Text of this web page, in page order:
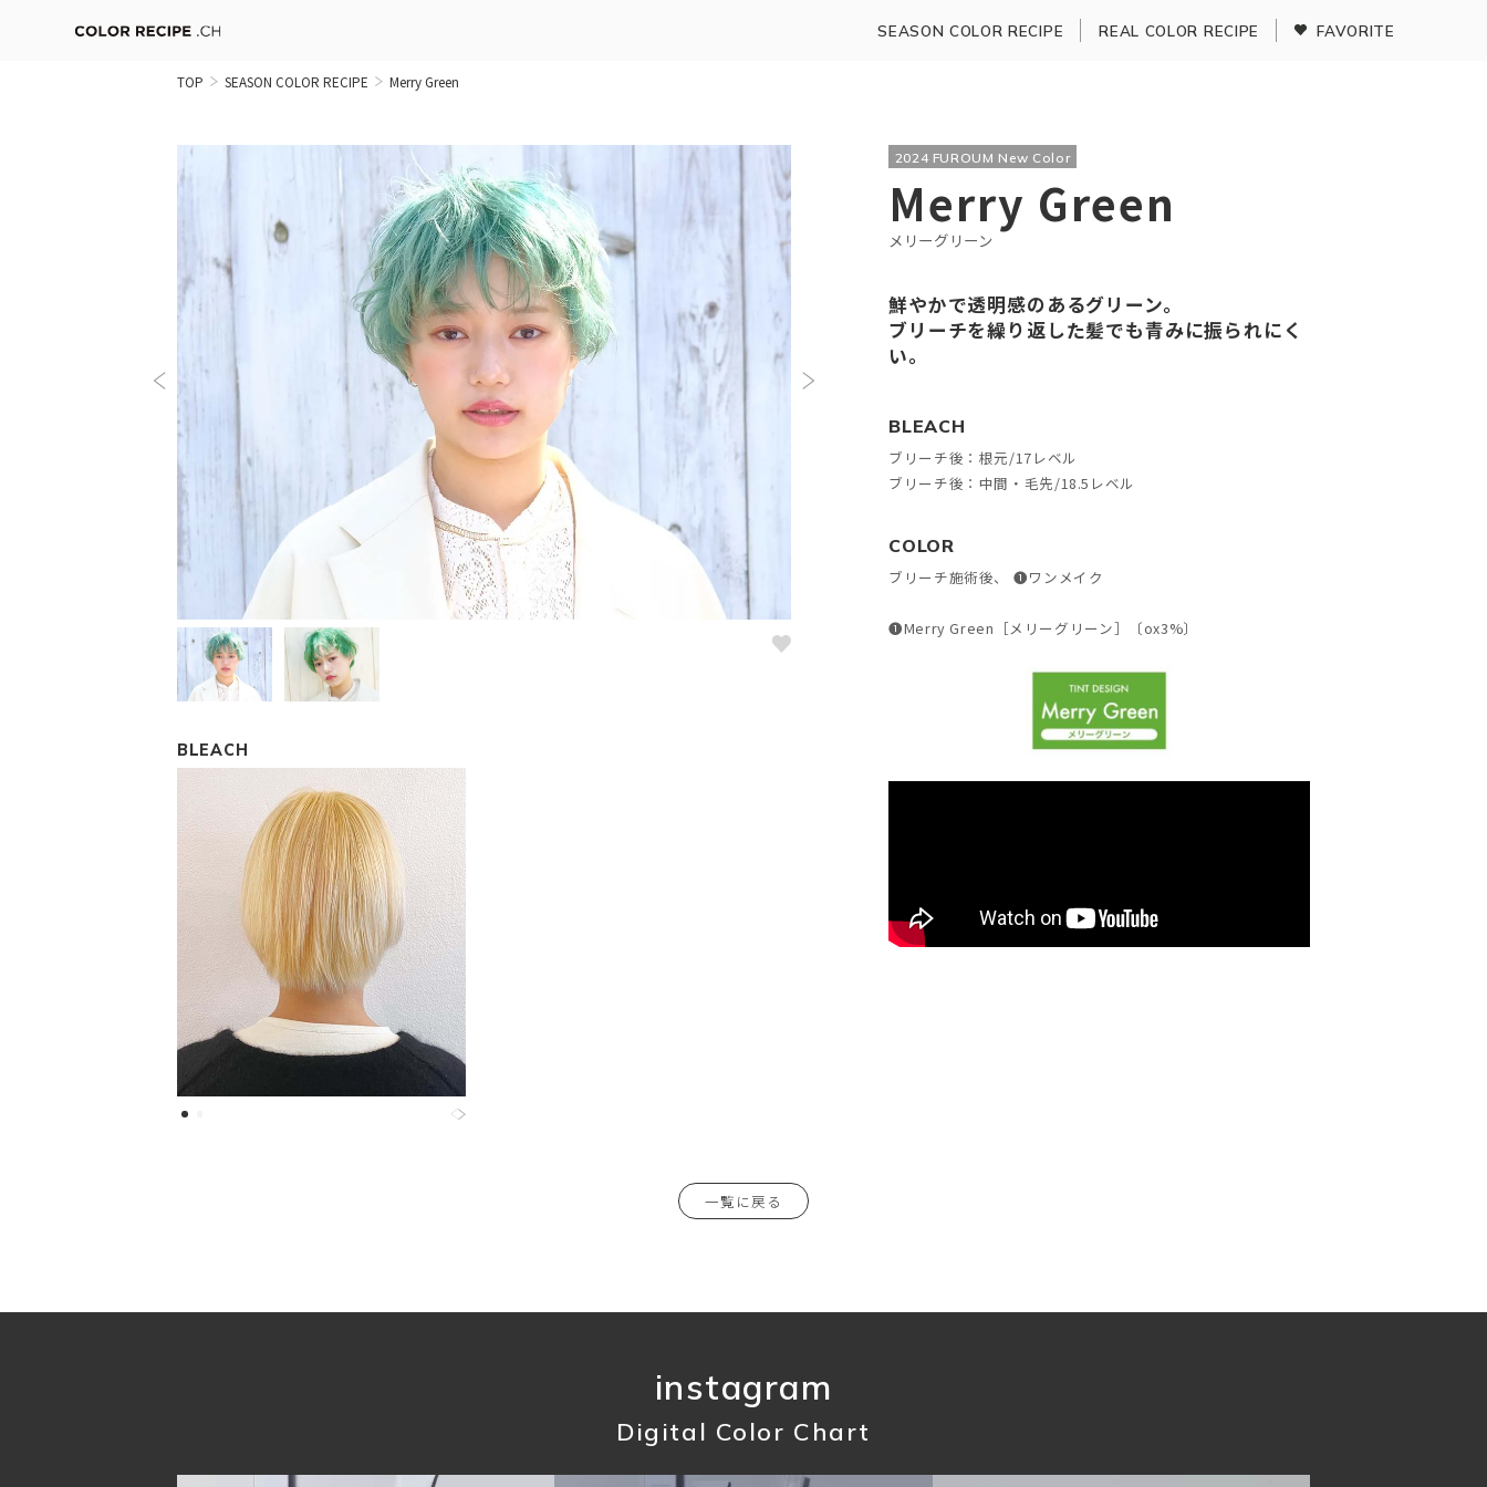
SEASON COLOR RECIPE REAL COLOR RECIPE FAVORITE
TOP SEASON COLOR RECIPE Merry Green
BLEACH
2024 FUROUM New Color
Merry Green
メリーグリーン
鮮やかで透明感のあるグリーン。
ブリーチを繰り返した髪でも青みに振られにく
い。
BLEACH
ブリーチ後：根元/17レベル
ブリーチ後：中間・毛先/18.5レベル
COLOR
ブリーチ施術後、 ❶ワンメイク
❶Merry Green［メリーグリーン］〔ox3%〕
一覧に戻る
instagram
Digital Color Chart